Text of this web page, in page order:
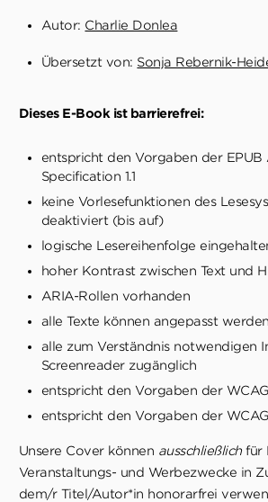
Übersetzt von: Sonja Rebernik-
Autor: Charlie Donlea
Dieses E-Book ist barrierefrei:
entspricht den Vorgaben der EPUB
Specification 1.1
keine Vorlesefunktionen des
deaktiviert (bis auf)
logische Lesereihenfolge
hoher Kontrast zwischen Text und
ARIA-Rollen vorhanden
alle Texte können angepasst werden
alle zum Verständnis notwendigen
Screenreader zugänglich
entspricht den Vorgaben der WCAG
entspricht den Vorgaben der
Unsere Cover können ausschließlichfür
Veranstaltungs- und Werbezwecke in
dem/r Titel/Autor*in honorarfrei